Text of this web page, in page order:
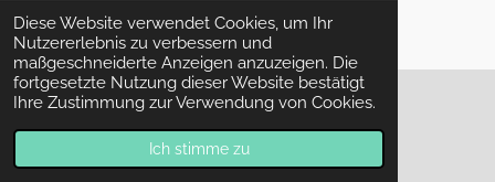
Diese Website verwendet Cookies, um Ihr
Nutzererlebnis zu verbessern und
maßgeschneiderte Anzeigen anzuzeigen. Die
fortgesetzte Nutzung dieser Website bestätigt
Ihre Zustimmung zur Verwendung von Cookies.
Ich stimme zu
© 2023 - 2026 Räucherwerk & Zubehör
Mit Unterstützung von Webador